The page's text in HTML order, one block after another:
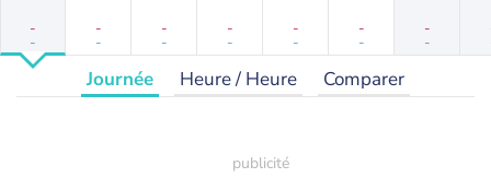
-
-
-
-
-
-
-
-
-
-
-
-
-
-
Journée Heure / Heure Comparer